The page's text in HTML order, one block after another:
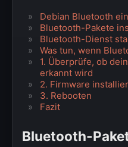
Debian Bluetooth
Bluetooth-Pakete
Bluetooth-Dienst
Was tun, wenn
1. Überprüfe, ob
erkannt wird
2. Firmware
3. Rebooten
Fazit
Bluetooth-